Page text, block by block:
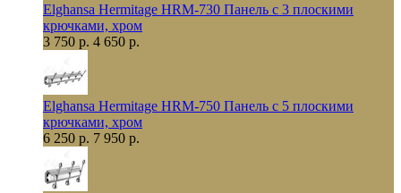
Elghansa Hermitage HRM-730 Панель с 3 плоскими
крючками, хром
3 750 р. 4 650 р.
Elghansa Hermitage HRM-750 Панель с 5 плоскими
крючками, хром
6 250 р. 7 950 р.